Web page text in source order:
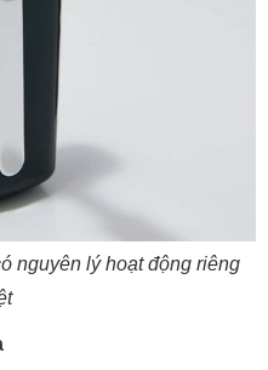
nguyên lý hoạt động riêng